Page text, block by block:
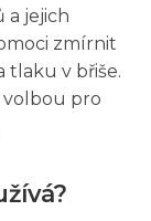
a jejich
zmírnit
tlaku v břiše.
volbou pro